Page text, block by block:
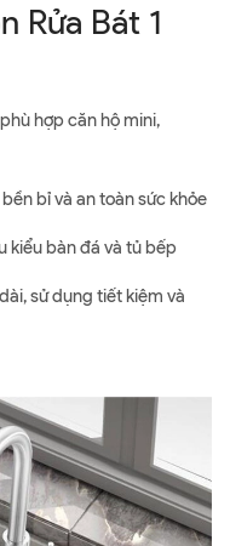
Rửa Bát 1
hợp căn hộ mini,
bỉ và an toàn sức khỏe
kiểu bàn đá và tủ bếp
sử dụng tiết kiệm và